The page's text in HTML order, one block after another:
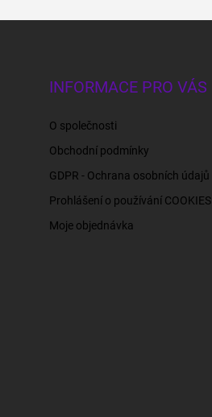
INFORMACE PRO VÁS
O společnosti
Obchodní podmínky
GDPR - Ochrana osobních údajů
Prohlášení o používání COOKIES
Moje objednávka